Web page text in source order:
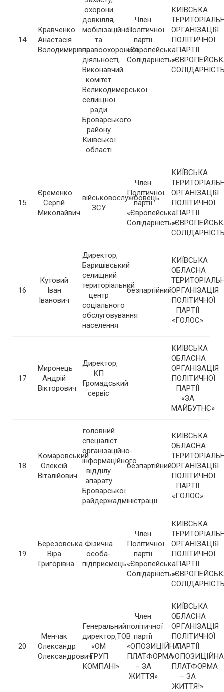
14
Кравченко
Анастасія
Володимирівна
охорони
довкілля,
мобілізаційної
та
правоохоронної
діяльності,
Виконавчий
комітет
Великодимерської
селищної
ради
Броварського
району
Київської
області
Член
Політичної
партії
«Європейська
Солідарність»
КИЇВСЬКА
ОРГАНІЗАЦІЯ
ПОЛІТИЧНОЇ
ПАРТІЇ
15
Єременко
Сергій
Миколайвич
військовослужбовець
ЗСУ
Член
Політичної
партії
«Європейська
Солідарність»
КИЇВСЬКА
ОРГАНІЗАЦІЯ
ПОЛІТИЧНОЇ
ПАРТІЇ
16
Кутовий
Іван
Іванович
Директор,
Баришівський
селищний
територіальний
центр
соціального
обслуговування
населення
безпартійний
КИЇВСЬКА
ОБЛАСНА
ОРГАНІЗАЦІЯ
ПОЛІТИЧНОЇ
ПАРТІЇ
«ГОЛОС»
17
Миронець
Андрій
Вікторович
Директор,
КП
Громадський
сервіс
КИЇВСЬКА
ОБЛАСНА
ОРГАНІЗАЦІЯ
ПОЛІТИЧНОЇ
ПАРТІЇ
«ЗА
МАЙБУТНЄ»
18
Комаровський
Олексій
Віталійович
головний
спеціаліст
організаційно-
інформаційного
відділу
апарату
Броварської
райдержадміністрації
безпартійний
КИЇВСЬКА
ОБЛАСНА
ОРГАНІЗАЦІЯ
ПОЛІТИЧНОЇ
ПАРТІЇ
«ГОЛОС»
19
Березовська
Віра
Григорівна
Фізична
особа-
підприємець
Член
Політичної
партії
«Європейська
Солідарність»
КИЇВСЬКА
ОРГАНІЗАЦІЯ
ПОЛІТИЧНОЇ
ПАРТІЇ
20
Менчак
Олександр
Олександрович
Генеральний
директор,ТОВ
«ОМ
ГРУП
КОМПАНІ»
Член
політичної
партії
«ОПОЗИЦІЙНА
ПЛАТФОРМА
– ЗА
ЖИТТЯ»
КИЇВСЬКА
ОБЛАСНА
ОРГАНІЗАЦІЯ
ПОЛІТИЧНОЇ
ПАРТІЇ
«ОПОЗИЦІЙНА
ПЛАТФОРМА
– ЗА
ЖИТТЯ!»